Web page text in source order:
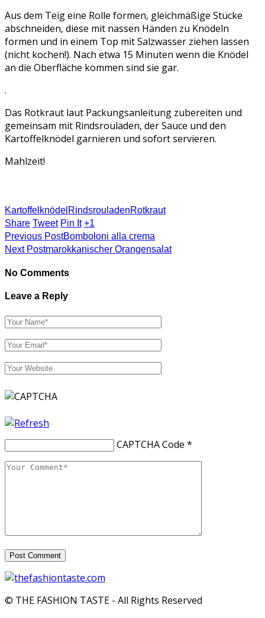
Aus dem Teig eine Rolle formen, gleichmäßige Stücke
abschneiden, diese mit nassen Händen zu Knödeln
formen und in einem Top mit Salzwasser ziehen lassen
(nicht kochen!). Nach etwa 15 Minuten wenn die Knödel
an die Oberfläche kommen sind sie gar.
.
Das Rotkraut laut Packungsanleitung zubereiten und
gemeinsam mit Rindsrouladen, der Sauce und den
Kartoffelknödel garnieren und sofort servieren.
Mahlzeit!
Kartoffelknödel RindsrouladenRotkraut
Share Tweet Pin It +1
Previous PostBomboloni alla crema
Next Postmarokkanischer Orangensalat
No Comments
Leave a Reply
CAPTCHA Code *
© THE FASHION TASTE - All Rights Reserved